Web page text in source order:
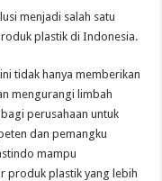
menjadi salah satu
plastik di Indonesia.
tidak hanya memberikan
mengurangi limbah
perusahaan untuk
dan pemangku
mampu
produk plastik yang lebih